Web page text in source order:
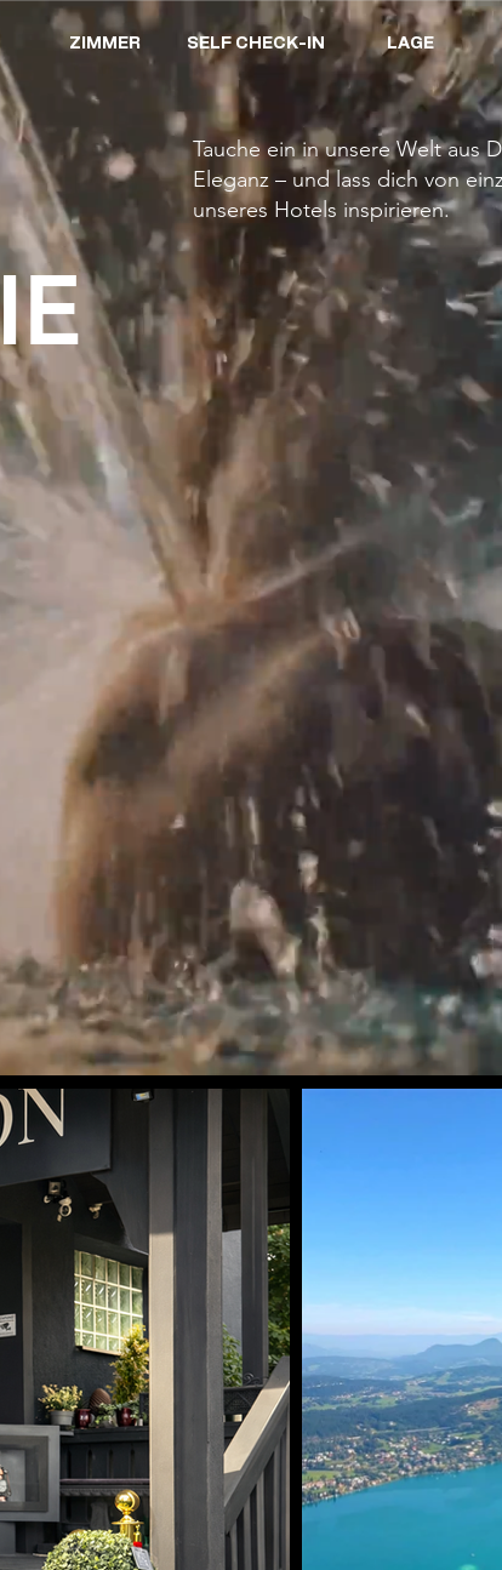
ZIMMER SELF CHECK-IN LAGE
Tauche ein in unsere Welt aus
Eleganz – und lass dich von
unseres Hotels inspirieren.